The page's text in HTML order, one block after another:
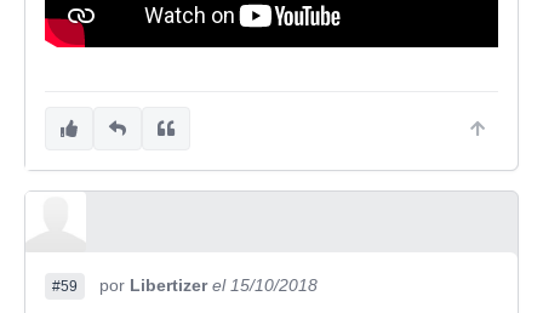
#59 por Libertizer el 15/10/2018